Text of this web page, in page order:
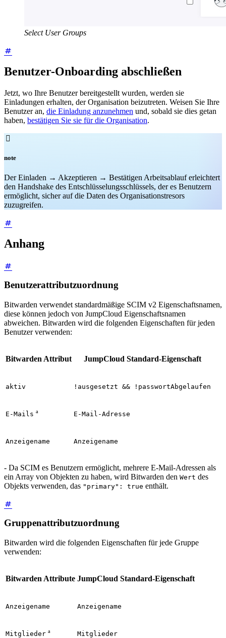
Select User Groups
Benutzer-Onboarding abschließen
Jetzt, wo Ihre Benutzer bereitgestellt wurden, werden sie
Einladungen erhalten, der Organisation beizutreten. Weisen Sie Ihre
Benutzer an, die Einladung anzunehmen und, sobald sie dies getan
haben, bestätigen Sie sie für die Organisation.

note
Der Einladen → Akzeptieren → Bestätigen Arbeitsablauf erleichtert
den Handshake des Entschlüsselungsschlüssels, der es Benutzern
ermöglicht, sicher auf die Daten des Organisationstresors
zuzugreifen.
Anhang
Benutzerattributzuordnung
Bitwarden verwendet standardmäßige SCIM v2 Eigenschaftsnamen,
diese können jedoch von JumpCloud Eigenschaftsnamen
abweichen. Bitwarden wird die folgenden Eigenschaften für jeden
Benutzer verwenden:
Bitwarden Attribut JumpCloud Standard-Eigenschaft
aktiv !ausgesetzt && !passwortAbgelaufen
E-Mails ª E-Mail-Adresse
Anzeigename Anzeigename
- Da SCIM es Benutzern ermöglicht, mehrere E-Mail-Adressen als
ein Array von Objekten zu haben, wird Bitwarden den Wert des
Objekts verwenden, das "primary": true enthält.
Gruppenattributzuordnung
Bitwarden wird die folgenden Eigenschaften für jede Gruppe
verwenden:
Bitwarden Attribute JumpCloud Standard-Eigenschaft
Anzeigename Anzeigename
Mitglieder ª Mitglieder